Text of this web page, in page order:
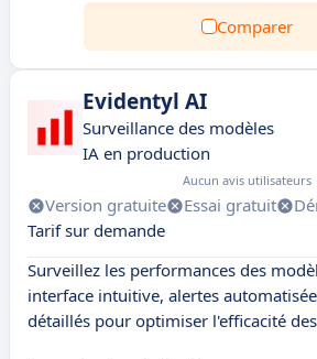
Comparer
Evidentyl AI
Surveillance des modèles
IA en production
Aucun avis utilisateurs
Version gratuite Essai gratuit
Tarif sur demande
Surveillez les performances des
interface intuitive, alertes
détaillés pour optimiser l'efficacité